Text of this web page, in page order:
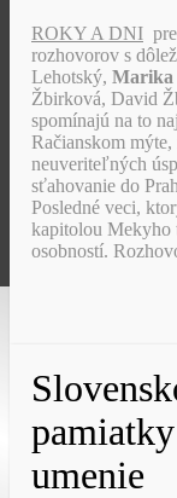
ROKY A DNI
rozhovorov s
Lehotský, Marika
Žbirková, David
spomínajú na to
Račianskom
neuveriteľných
sťahovanie do
Posledné veci,
kapitolou Mekyho
osobností.
umenie